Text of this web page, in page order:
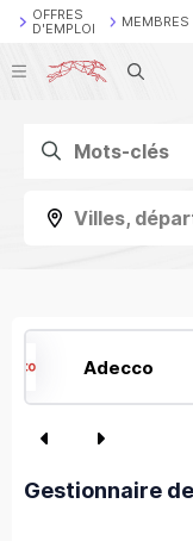
OFFRES
D'EMPLOI
MEMBRES
Villes,
Adecco
Gestionnaire